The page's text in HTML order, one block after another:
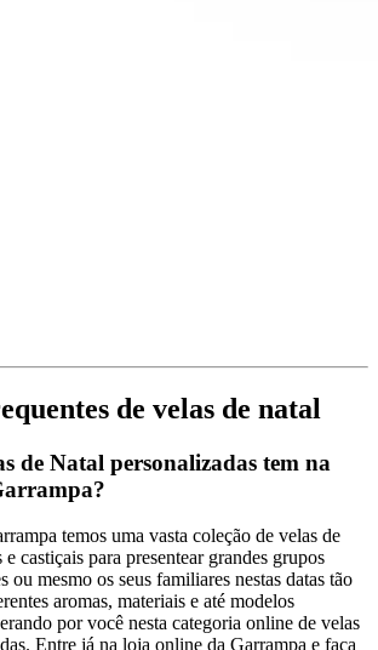
de velas de natal
de Natal personalizadas tem na
temos uma vasta coleção de velas de
castiçais para presentear grandes grupos
ou mesmo os seus familiares nestas datas tão
aromas, materiais e até modelos
por você nesta categoria online de velas
Entre já na loja online da Garrampa e faça